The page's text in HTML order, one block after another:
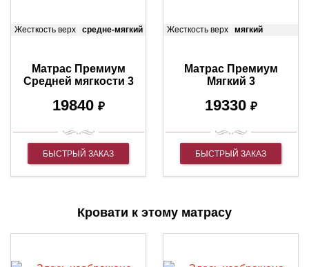
Жесткость верх средне-мягкий
Матрас Премиум
Средней мягкости 3
19840 ₽
БЫСТРЫЙ ЗАКАЗ
Жесткость верх мягкий
Матрас Премиум
Мягкий 3
19330 ₽
БЫСТРЫЙ ЗАКАЗ
Кровати к этому матрасу